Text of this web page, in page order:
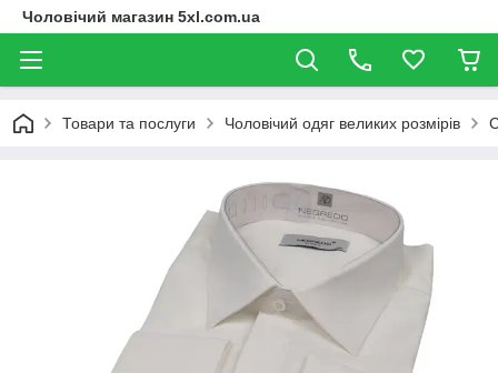
Чоловічий магазин 5xl.com.ua
Товари та послуги Чоловічий одяг великих розмірів